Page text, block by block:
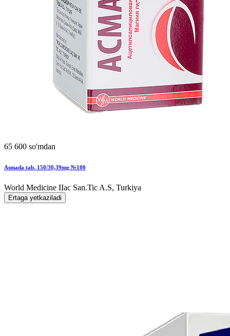
65 600 so'mdan
Asmada tab. 150/30,39mg №100
World Мedicine IIac San.Tic A.S, Turkiya
Ertaga yetkaziladi